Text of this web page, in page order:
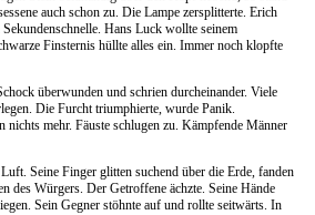
auch schon zu. Die Lampe zersplitterte. Erich
Hans Luck wollte seinem
Finsternis hüllte alles ein. Immer noch klopfte
überwunden und schrien durcheinander. Viele
Die Furcht triumphierte, wurde Panik.
mehr. Fäuste schlugen zu. Kämpfende Männer
Seine Finger glitten suchend über die Erde, fanden
des Würgers. Der Getroffene ächzte. Seine Hände
Sein Gegner stöhnte auf und rollte seitwärts. In